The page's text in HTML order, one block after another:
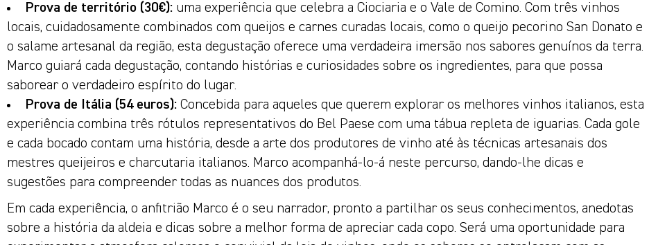
Prova de território (30€): uma experiência que celebra a Ciociaria e o Vale de Comino. Com três vinhos
locais, cuidadosamente combinados com queijos e carnes curadas locais, como o queijo pecorino San Donato e
o salame artesanal da região, esta degustação oferece uma verdadeira imersão nos sabores genuínos da terra.
Marco guiará cada degustação, contando histórias e curiosidades sobre os ingredientes, para que possa
saborear o verdadeiro espírito do lugar.
Prova de Itália (54 euros): Concebida para aqueles que querem explorar os melhores vinhos italianos, esta
experiência combina três rótulos representativos do Bel Paese com uma tábua repleta de iguarias. Cada gole
e cada bocado contam uma história, desde a arte dos produtores de vinho até às técnicas artesanais dos
mestres queijeiros e charcutaria italianos. Marco acompanhá-lo-á neste percurso, dando-lhe dicas e
sugestões para compreender todas as nuances dos produtos.
Em cada experiência, o anfitrião Marco é o seu narrador, pronto a partilhar os seus conhecimentos, anedotas
sobre a história da aldeia e dicas sobre a melhor forma de apreciar cada copo. Será uma oportunidade para